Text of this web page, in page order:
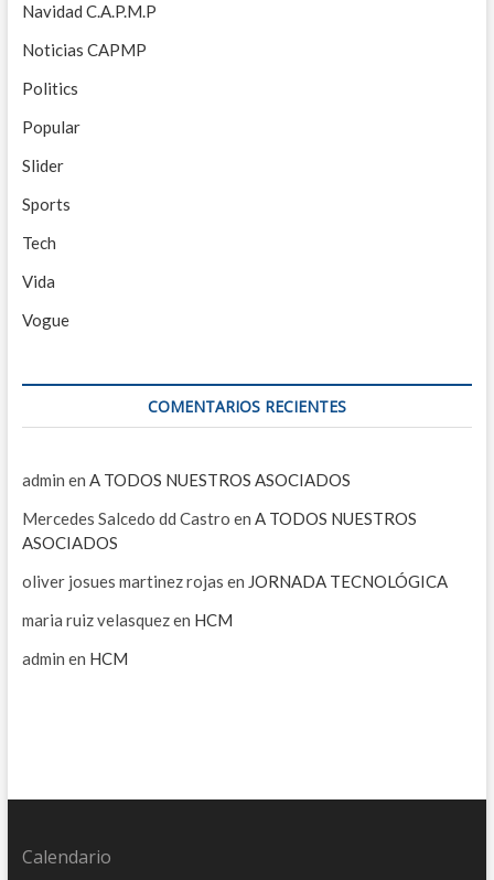
Navidad C.A.P.M.P
Noticias CAPMP
Politics
Popular
Slider
Sports
Tech
Vida
Vogue
COMENTARIOS RECIENTES
admin en A TODOS NUESTROS ASOCIADOS
Mercedes Salcedo dd Castro en A TODOS NUESTROS
ASOCIADOS
oliver josues martinez rojas en JORNADA TECNOLÓGICA
maria ruiz velasquezen HCM
admin en HCM
Calendario